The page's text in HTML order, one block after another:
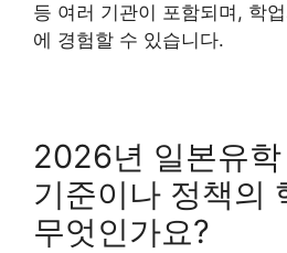
등 여러 기관이 포함되며, 학
에 경험할 수 있습니다.
2026년 일본유
기준이나 정책의
무엇인가요?